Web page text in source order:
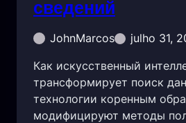
сведений
JohnMarcos
julho 31,
Как искусственный
трансформирует поиск
технологии коренным
модифицируют методы